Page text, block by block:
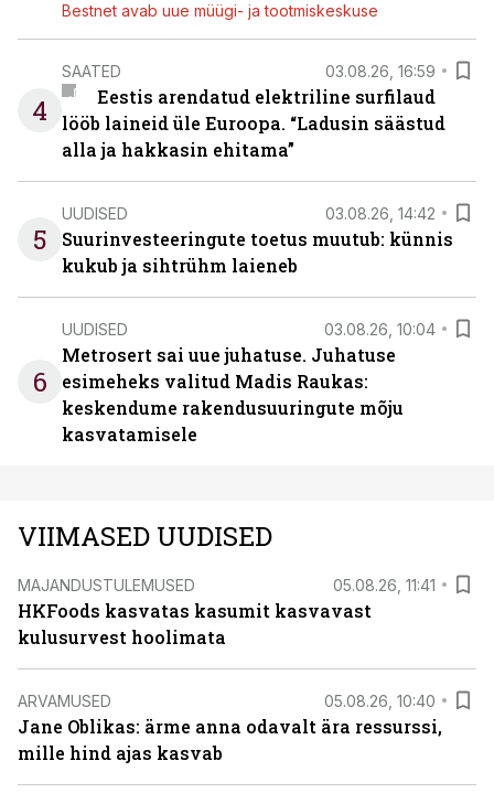
Bestnet avab uue müügi- ja tootmiskeskuse
4
SAATED 03.08.26, 16:59
Eestis arendatud elektriline surfilaud
lööb laineid üle Euroopa. “Ladusin säästud
alla ja hakkasin ehitama”
5
UUDISED 03.08.26, 14:42
Suurinvesteeringute toetus muutub: künnis
kukub ja sihtrühm laieneb
6
UUDISED 03.08.26, 10:04
Metrosert sai uue juhatuse. Juhatuse
esimeheks valitud Madis Raukas:
keskendume rakendusuuringute mõju
kasvatamisele
VIIMASED UUDISED
MAJANDUSTULEMUSED 05.08.26, 11:41
HKFoods kasvatas kasumit kasvavast
kulusurvest hoolimata
ARVAMUSED 05.08.26, 10:40
Jane Oblikas: ärme anna odavalt ära ressurssi,
mille hind ajas kasvab